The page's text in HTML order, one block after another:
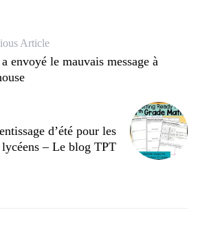
Article
envoyé le mauvais message à
d’été pour les
– Le blog TPT